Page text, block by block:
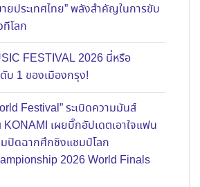
ยประเทศไทย” พลังสำคัญในการขับ
ทีโลก
FESTIVAL 2026 นี่หรือ
บ 1 ของเมืองกรุง!
Festival” ระเบิดความมันส์
KONAMI เผยบิ๊กอัปเดตเอาใจแฟน
ปิดฉากศึกชิงแชมป์โลก
2026 World Finals